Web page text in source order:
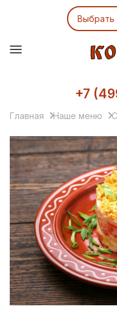
Выбрать
+7
Главная Наше меню